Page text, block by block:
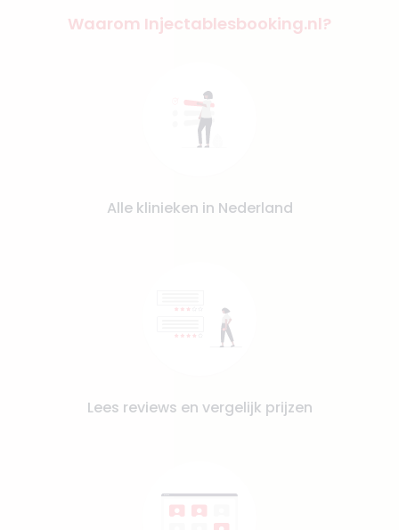
Waarom Injectablesbooking.nl?
Alle klinieken in Nederland
Lees reviews en vergelijk prijzen